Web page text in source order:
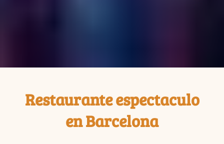
Restaurante espectaculo
en Barcelona